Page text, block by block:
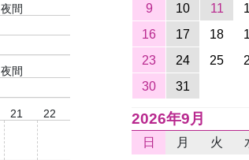
夜間
夜間
21
22
9
10 11
16
17 18
23
24 25
30
31
2026年9月
日 月 火